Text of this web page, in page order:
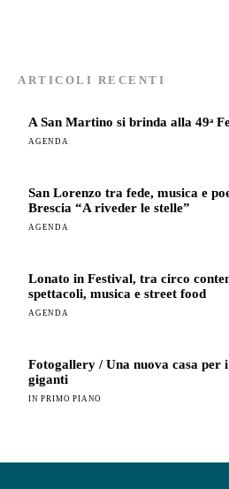
ARTICOLI RECENTI
A San Martino si brinda alla 49ᵃ
AGENDA
San Lorenzo tra fede, musica e
Brescia “A riveder le stelle”
AGENDA
Lonato in Festival, tra circo
spettacoli, musica e street food
AGENDA
Fotogallery / Una nuova casa per
giganti
IN PRIMO PIANO